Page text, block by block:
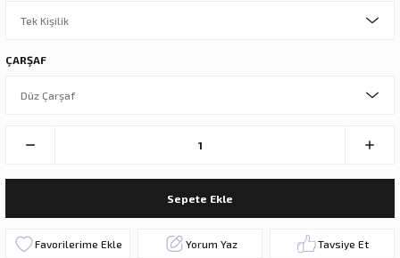
ÇARŞAF
Sepete Ekle
Yorum Yaz Tavsiye Et